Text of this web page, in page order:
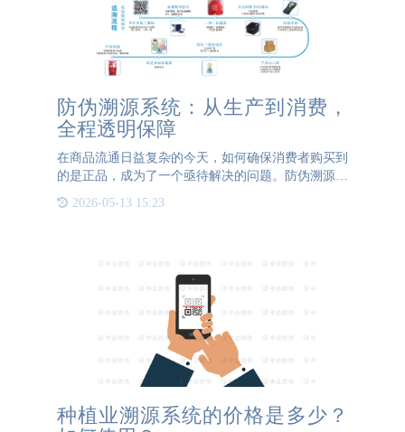
防伪溯源系统：从生产到消费，
全程透明保障
在商品流通日益复杂的今天，如何确保消费者购买到
的是正品，成为了一个亟待解决的问题。防伪溯源系
统应运而生，它以科技的力量，从生产源头到最终消
费，为每一件商品提供了全程透明的保障。 防伪溯
2026-05-13 15:23
种植业溯源系统的价格是多少？